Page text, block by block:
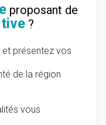
proposant de
?
présentez vos
de la région
vous